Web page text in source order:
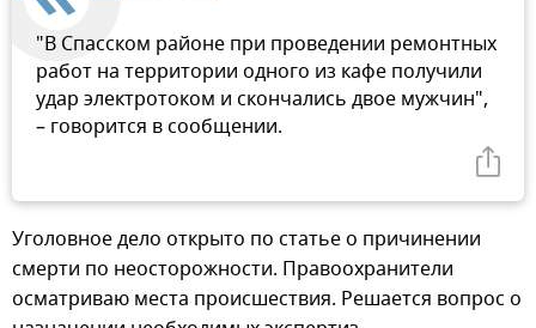
"В Спасском районе при проведении ремонтных
работ на территории одного из кафе получили
удар электротоком и скончались двое мужчин",
– говорится в сообщении.
Уголовное дело открыто по статье о причинении
смерти по неосторожности. Правоохранители
осматриваю места происшествия. Решается вопрос о